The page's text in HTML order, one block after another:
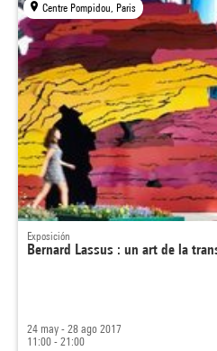
Centre Pompidou, Paris
Exposición
Bernard Lassus : un art de la
24 may - 28 ago 2017
11:00 - 21:00